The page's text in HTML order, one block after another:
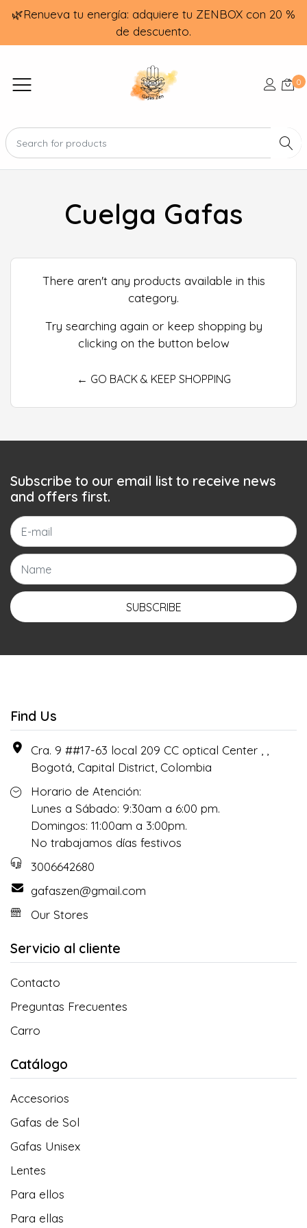
🌿Renueva tu energía: adquiere tu ZENBOX con 20 %
de descuento.
0
Cuelga Gafas
There aren't any products available in this
category.
Try searching again or keep shopping by
clicking on the button below
← GO BACK & KEEP SHOPPING
Subscribe to our email list to receive news
and offers first.
SUBSCRIBE
Find Us
Cra. 9 ##17-63 local 209 CC optical Center , ,
Bogotá, Capital District, Colombia
Horario de Atención:
Lunes a Sábado: 9:30am a 6:00 pm.
Domingos: 11:00am a 3:00pm.
No trabajamos días festivos
3006642680
gafaszen@gmail.com
Our Stores
Servicio al cliente
Contacto
Preguntas Frecuentes
Carro
Catálogo
Accesorios
Gafas de Sol
Gafas Unisex
Lentes
Para ellos
Para ellas